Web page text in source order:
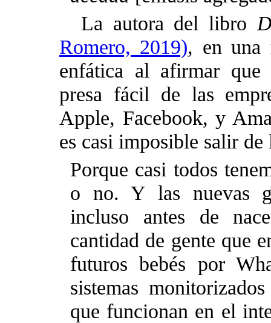
La autora del libro
Romero, 2019), en una
enfática al afirmar que
presa fácil de las
Apple, Facebook, y
es casi imposible salir
Porque casi todos
o no. Y las nuevas
incluso antes de
cantidad de gente que
futuros bebés por
sistemas
que funcionan en el